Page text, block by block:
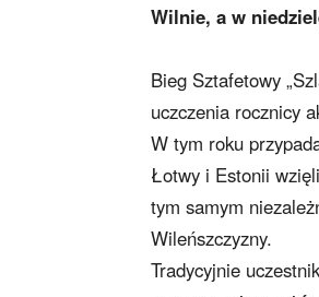
Wilnie, a w
Bieg Sztafetowy
uczczenia rocznicy
W tym roku
Łotwy i Estonii
tym samym
Wileńszczyzny.
Tradycyjnie